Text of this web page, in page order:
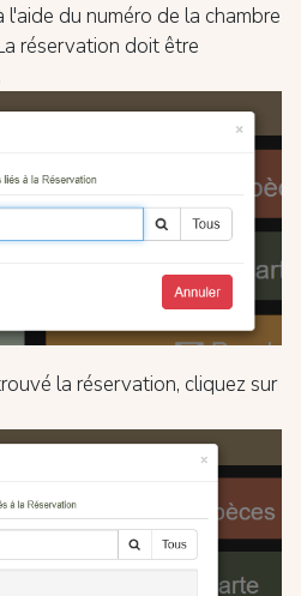
du numéro de la chambre
réservation doit être
la réservation, cliquez sur